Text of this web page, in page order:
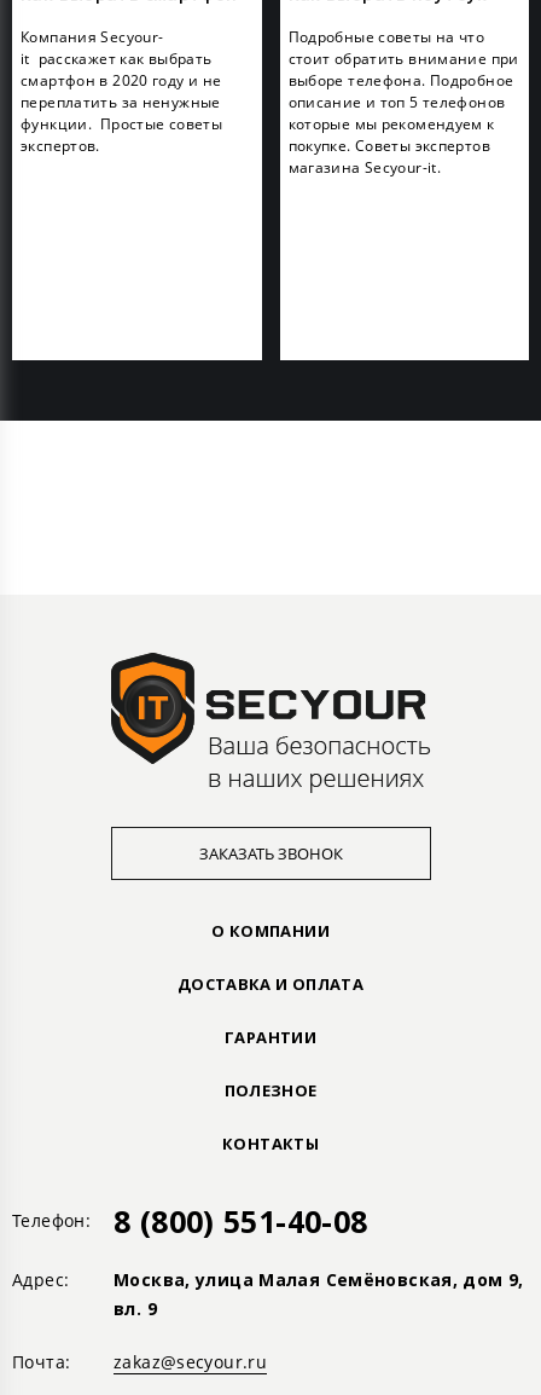
Компания Secyour-
it расскажет как выбрать
смартфон в 2020 году и не
переплатить за ненужные
функции. Простые советы
экспертов.
Подробные советы на что
стоит обратить внимание при
выборе телефона. Подробное
описание и топ 5 телефонов
которые мы рекомендуем к
покупке. Советы экспертов
магазина Secyour-it.
Телефон: 8 (800) 551-40-08
Адрес:
Москва, улица Малая Семёновская, дом 9,
вл. 9
Почта: zakaz@secyour.ru
ЗАКАЗАТЬ ЗВОНОК
О КОМПАНИИ
ДОСТАВКА И ОПЛАТА
ГАРАНТИИ
ПОЛЕЗНОЕ
КОНТАКТЫ